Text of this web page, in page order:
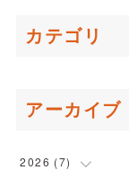
カテゴリ
アーカイブ
2026 (7)